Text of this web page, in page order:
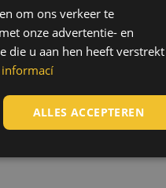
om ons verkeer te
onze advertentie- en
die u aan hen heeft verstrekt
informací
ALLES ACCEPTEREN